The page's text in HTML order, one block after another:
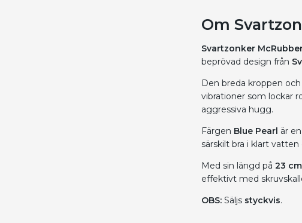
Om
Svartzonker
beprövad design från
Den breda kroppen
vibrationer som lockar
aggressiva hugg.
Färgen Blue Pearl är
särskilt bra i klart
Med sin längd på 23 cm
effektivt med
OBS: Säljs styckvis.